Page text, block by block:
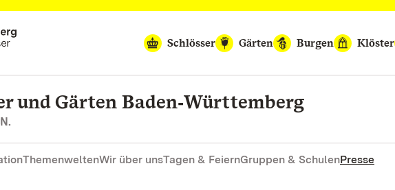
Schlösser
Gärten Burgen Klöster
und Gärten Baden‑Württemberg
ThemenweltenWir über unsTagen & FeiernGruppen & SchulenPresse